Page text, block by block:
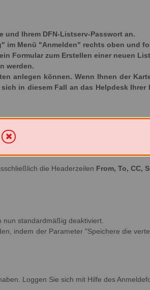
und Ihrem DFN-Listserv-Passwort an.
im Menü "Anmelden" rechts oben und
Formular zum Erstellen einer neuen
werden.
anlegen können. Wenn Ihnen der
in diesem Fall an das Helpdesk Ihrer
die Headerzeilen From, To, CC,
nun standardmäßig deaktiviert.
indem der Parameter "Speichere die
Loggen Sie sich mit Hilfe des